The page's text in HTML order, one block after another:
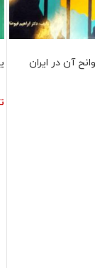
آن در ایران